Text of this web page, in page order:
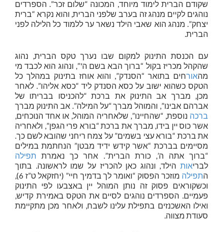
שקודם הברית לימוד מיוחד, המכונה “שלום זכר”. הספרדים
נוהגים לקיים מנהג זה בערב שלפני הברית, והוא נקרא “ברית
יצחק”. מנהג הוא שאבי הילד נשאר ער ללמוד כל הלילה לפני
הברית.
עם הכנסת התינוק למקום שבו נערך טקס הברית, נהוג
שהקהל מכריז בקול “ברוך הבא בשם ה'”, ונהוג הוא לכבד מי
מהאורחים בתואר “הסנדק”, והוא אוחז בתינוק במהלך כל
הטקס כשהוא ישוב על כסא הסנדק ליד “כסא אליהו”. לאחר
מכן, מברך אב התינוק את ברכת “להכניסו בבריתו של
אברהם אבינו”, והמוהל מברך “על המילה”. אב התינוק מברך
ברכה נוספת, “שהחיינו”, שלאחריה המוהל, או אחד הנוכחים,
אשר כוס יין בידו, מברך את ברכת “בורא פרי הגפן”, ולאחריה
את ברכת “בורא עצי בשמים” על צמח ריחני שהובא לשם כך.
מסיימים בברכת “אשר קידש ידיד מבטן” הנחתמת במילים
“ברוך אתה ה’, כורת הברית”. אחר כך נאמרת תפילה
לבריאות הילד, ונהוג כאן להכריז על שמו לראשונה. בתוך
התפילה
מוזכר הפסוק “ואומר לך בדמיך חיי” (יחזקאל ט”ז 6),
וכשקוראים פסוק זה נותן המוהל יין באצבעו לפי התינוק
פעמיים. הספרדים נוהגים לסיים את הטקס באמירת קדיש,
ואילו האשכנזים בתפילת עלינו לשבח, ולאחר מכן מתקיימת
סעודת מצווה.